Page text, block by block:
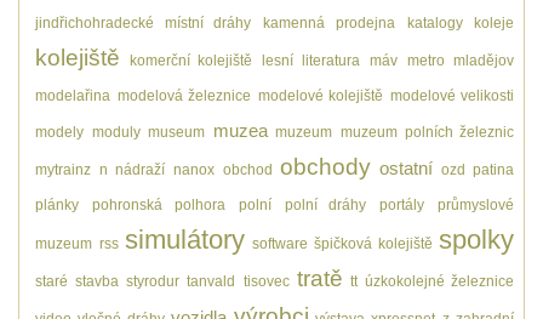
jindřichohradecké místní dráhy kamenná prodejna katalogy koleje
kolejiště komerční kolejiště lesní literatura máv metro mladějov
modelařina modelová železnice modelové kolejiště modelové velikosti
modely moduly museum muzea muzeum muzeum polních železnic
mytrainz n nádraží nanox obchod obchody ostatní ozd patina
plánky pohronská polhora polní polní dráhy portály průmyslové
muzeum rss simulátory software špičková kolejiště spolky
staré stavba styrodur tanvald tisovec tratě tt úzkokolejné železnice